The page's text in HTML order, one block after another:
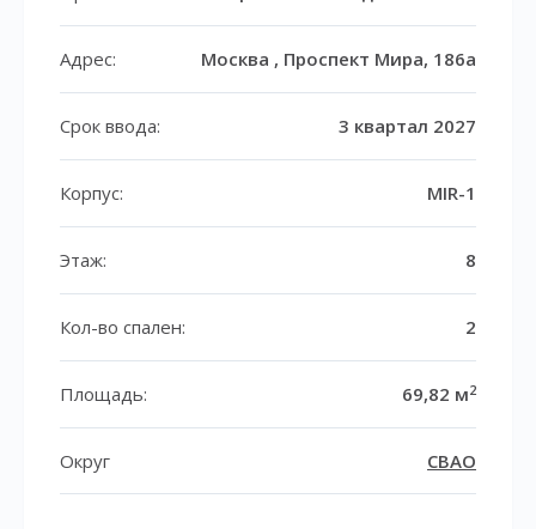
Адрес: Москва , Проспект Мира, 186а
Срок ввода: 3 квартал 2027
Корпус: MIR-1
Этаж: 8
Кол-во спален: 2
Площадь: 69,82 м2
Округ СВАО